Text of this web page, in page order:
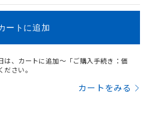
ートに追加
は、カートに追加～「ご購入手続き：価
さい。
カートをみる